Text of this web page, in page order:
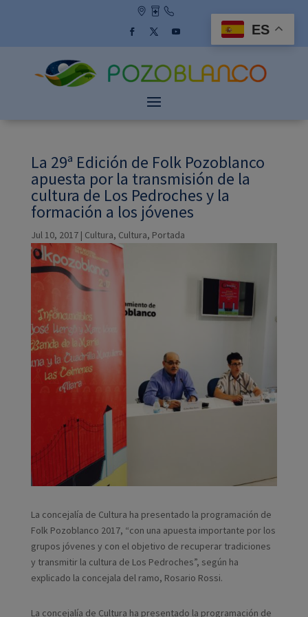
La 29ª Edición de Folk Pozoblanco
apuesta por la transmisión de la
cultura de Los Pedroches y la
formación a los jóvenes
Jul 10, 2017| Cultura, Cultura, Portada
La concejalía de Cultura ha presentado la programación de
Folk Pozoblanco 2017, “con una apuesta importante por los
grupos jóvenes y con el objetivo de recuperar tradiciones
y transmitir la cultura de Los Pedroches”, según ha
explicado la concejala del ramo, Rosario Rossi.
La concejalía de Cultura ha presentado la programación de
ES